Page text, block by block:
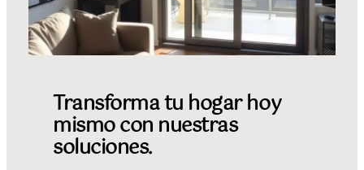
Transforma tu hogar hoy
mismo con nuestras
soluciones.